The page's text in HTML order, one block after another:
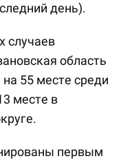
день).
случаев
область
55 месте среди
месте в
первым